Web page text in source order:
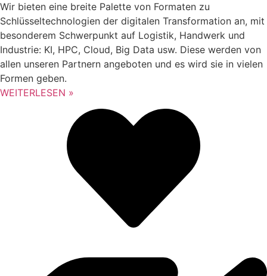
Wir bieten eine breite Palette von Formaten zu
Schlüsseltechnologien der digitalen Transformation an, mit
besonderem Schwerpunkt auf Logistik, Handwerk und
Industrie: KI, HPC, Cloud, Big Data usw. Diese werden von
allen unseren Partnern angeboten und es wird sie in vielen
Formen geben.
WEITERLESEN »